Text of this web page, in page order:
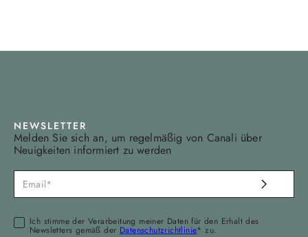
NEWSLETTER
Melden Sie sich an, um regelmäßig von Canali über
Neuigkeiten informiert zu werden
Ich stimme der Verarbeitung meiner Daten für den Erhalt des
Newsletters gemäß der Datenschutzrichtlinie* zu.